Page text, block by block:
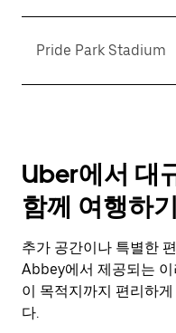
Pride Park Stadium
Uber에서 대
함께 여행하기
추가 공간이나 특별한
Abbey에서 제공되는
이 목적지까지 편리하
다.